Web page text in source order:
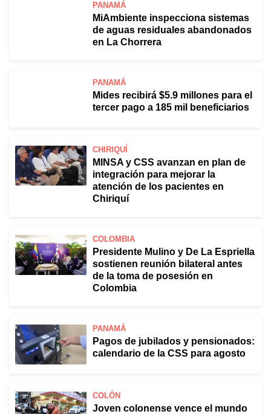
PANAMÁ
MiAmbiente inspecciona sistemas
de aguas residuales abandonados
en La Chorrera
PANAMÁ
Mides recibirá $5.9 millones para el
tercer pago a 185 mil beneficiarios
CHIRIQUÍ
MINSA y CSS avanzan en plan de
integración para mejorar la
atención de los pacientes en
Chiriquí
COLOMBIA
Presidente Mulino y De La Espriella
sostienen reunión bilateral antes
de la toma de posesión en
Colombia
PANAMÁ
Pagos de jubilados y pensionados:
calendario de la CSS para agosto
COLÓN
Joven colonense vence el mundo